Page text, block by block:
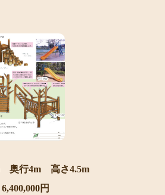
奥行4m 高さ4.5m
円